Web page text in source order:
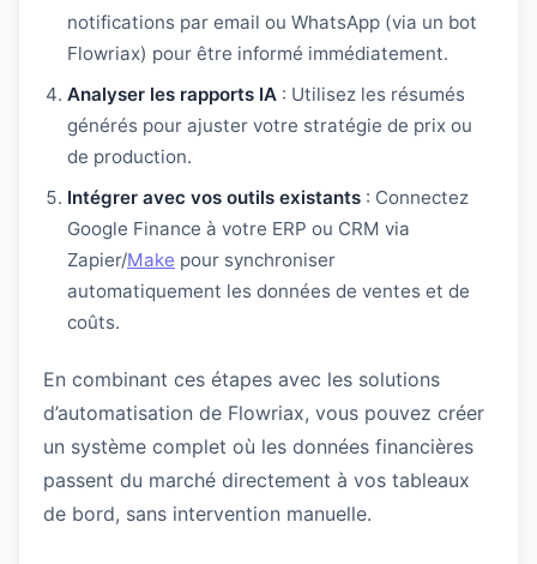
notifications par email ou WhatsApp (via un bot
Flowriax) pour être informé immédiatement.
Analyser les rapports IA : Utilisez les résumés
générés pour ajuster votre stratégie de prix ou
de production.
Intégrer avec vos outils existants : Connectez
Google Finance à votre ERP ou CRM via
Zapier/Make pour synchroniser
automatiquement les données de ventes et de
coûts.
En combinant ces étapes avec les solutions
d’automatisation de Flowriax, vous pouvez créer
un système complet où les données financières
passent du marché directement à vos tableaux
de bord, sans intervention manuelle.